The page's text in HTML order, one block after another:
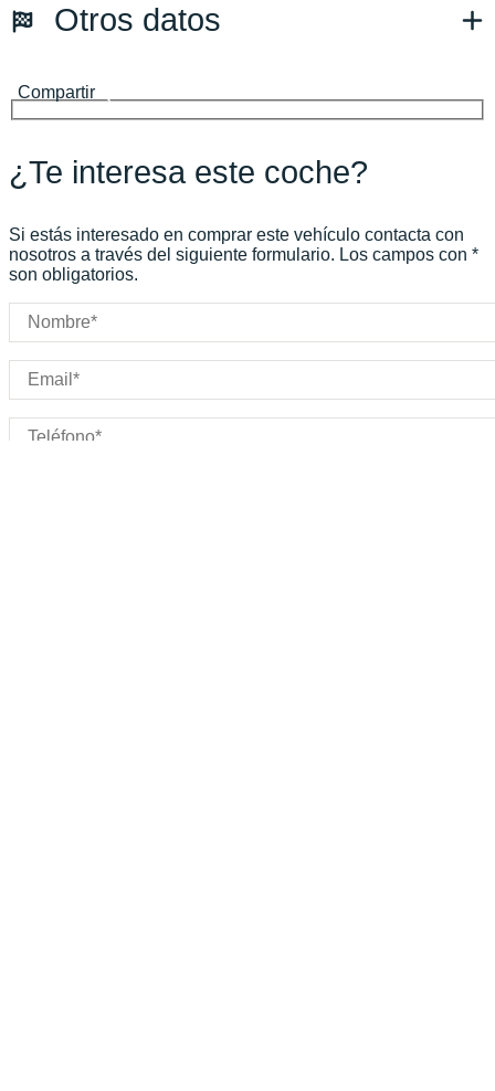
Compartir
Transmisión:Automático
Potencia:612CV
Otros datos
Color:Negro
Color interior:
Carrocería:
Puertas:
Plazas:
¿Te interesa este coche?
Si estás interesado en comprar este vehículo contacta con
nosotros a través del siguiente formulario. Los campos con *
son obligatorios.